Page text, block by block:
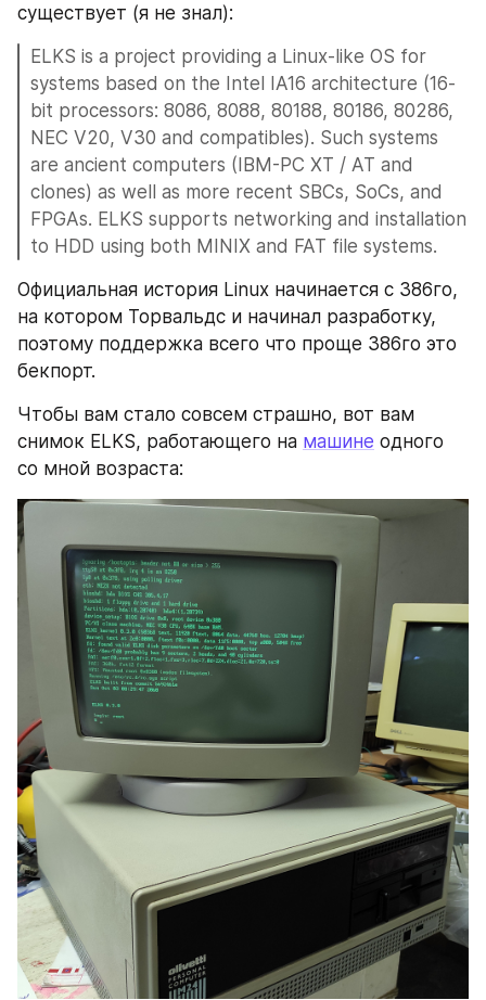
существует (я не знал):
ELKS is a project providing a Linux-like OS for
systems based on the Intel IA16 architecture (16-
bit processors: 8086, 8088, 80188, 80186, 80286,
NEC V20, V30 and compatibles). Such systems
are ancient computers (IBM-PC XT / AT and
clones) as well as more recent SBCs, SoCs, and
FPGAs. ELKS supports networking and installation
to HDD using both MINIX and FAT file systems.
Официальная история Linux начинается с 386го,
на котором Торвальдс и начинал разработку,
поэтому поддержка всего что проще 386го это
бекпорт.
Чтобы вам стало совсем страшно, вот вам
снимок ELKS, работающего на машине одного
со мной возраста: